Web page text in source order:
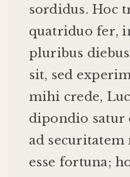
sordidus. Hoc
quatriduo fer,
pluribus diebus
sit, sed
mihi crede,
dipondio satur
ad securitatem
esse fortuna;